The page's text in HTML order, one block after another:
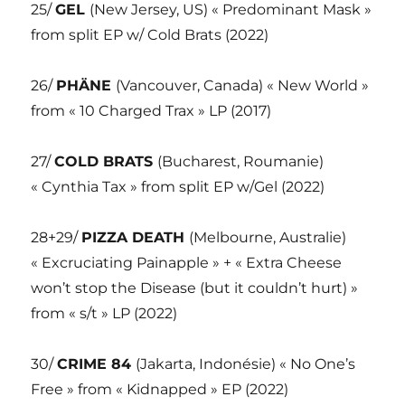
25/GEL (New Jersey, US) « Predominant Mask »
from split EP w/ Cold Brats (2022)
26/ PHÄNE (Vancouver, Canada) « New World »
from « 10 Charged Trax » LP (2017)
27/COLD BRATS (Bucharest, Roumanie)
« Cynthia Tax » from split EP w/Gel (2022)
28+29/ PIZZA DEATH (Melbourne, Australie)
« Excruciating Painapple » + « Extra Cheese
won’t stop the Disease (but it couldn’t hurt) »
from « s/t » LP (2022)
30/CRIME 84 (Jakarta, Indonésie) « No One’s
Free » from « Kidnapped » EP (2022)